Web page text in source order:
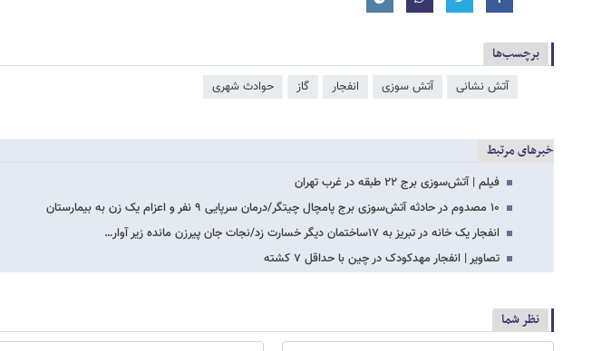
برچسب‌ها
آتش‌ نشانی آتش سوزی انفجار گاز حوادث شهری
خبرهای مرتبط
فیلم | آتش‌سوزی برج ۲۲ طبقه در غرب تهران
۱۰ مصدوم در حادثه آتش‌سوزی برج پامچال چیتگر/درمان سرپایی ۹ نفر و اعزام یک زن به بیمارستان
انفجار یک خانه در تبریز به ۱۷ساختمان دیگر خسارت زد/نجات جان پیرزن مانده زیر آوار…
تصاویر | انفجار مهدکودک در چین با حداقل ۷ کشته
نظر شما